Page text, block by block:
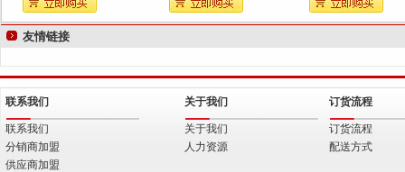
友情链接
联系我们
联系我们
分销商加盟
供应商加盟
关于我们
关于我们
人力资源
订货流程
订货流程
配送方式